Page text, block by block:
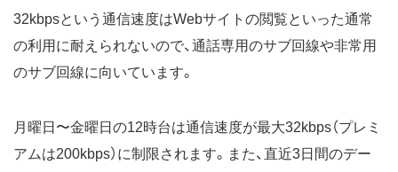
32kbpsという通信速度はWebサイトの閲覧といった通常
の利用に耐えられないので、通話専用のサブ回線や非常用
のサブ回線に向いています。
月曜日〜金曜日の12時台は通信速度が最大32kbps（プレミ
アムは200kbps）に制限されます。また、直近3日間のデー